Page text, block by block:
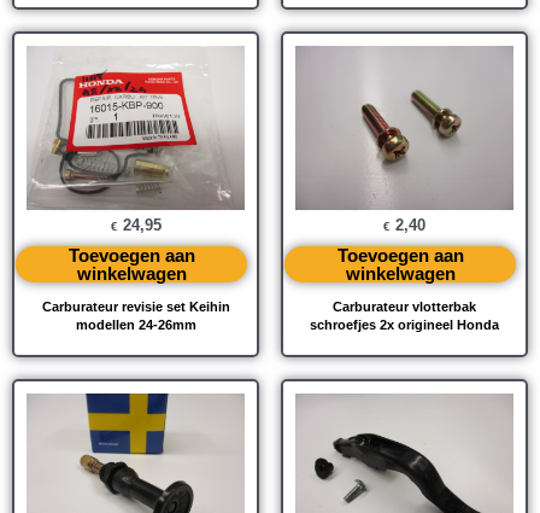
Carburateur revisie set Keihin
modellen 24-26mm
€ 24,95
Toevoegen aan
winkelwagen
Carburateur vlotterbak
schroefjes 2x origineel Honda
€ 2,40
Toevoegen aan
winkelwagen